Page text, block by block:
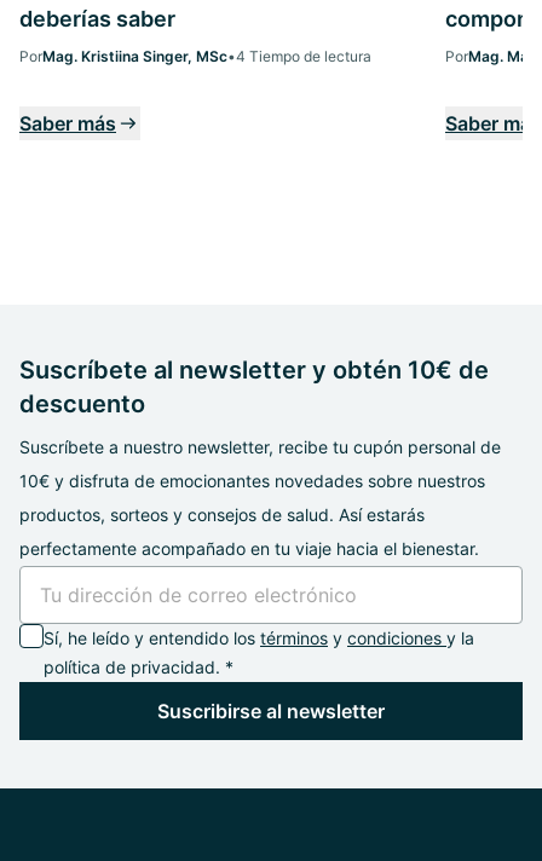
deberías saber
PorMag. Kristiina Singer, MSc•4 Tiempo de lectura
Saber más
PorMag.
Saber más
Suscríbete al newsletter y obtén 10€ de
descuento
Suscríbete a nuestro newsletter, recibe tu cupón personal de
10€ y disfruta de emocionantes novedades sobre nuestros
productos, sorteos y consejos de salud. Así estarás
perfectamente acompañado en tu viaje hacia el bienestar.
Sí, he leído y entendido los términos y condiciones y la
política de privacidad. *
Suscribirse al newsletter